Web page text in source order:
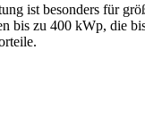
ist besonders für
bis zu 400 kWp, die